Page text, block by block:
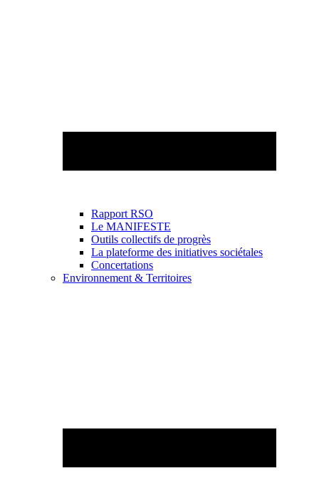
Rapport RSO
Le MANIFESTE
Outils collectifs de progrès
La plateforme des initiatives sociétales
Concertations
Environnement & Territoires